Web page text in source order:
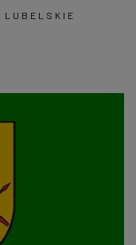
LUBELSKIE